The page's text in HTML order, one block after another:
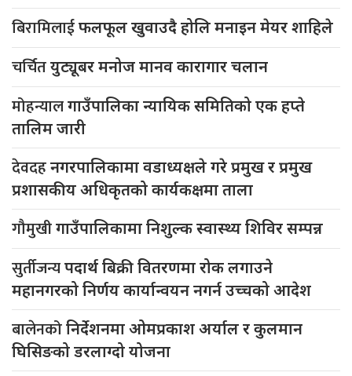
बिरामिलाईफलफूल खुवाउदै होलि मनाइन मेयर शाहिले
चर्चितयुट्यूबर मनोज मानव कारागार चलान
मोहन्यालगाउँपालिका न्यायिक समितिको एक हप्ते
तालिम जारी
देवदहनगरपालिकामा वडाध्यक्षले गरे प्रमुख र प्रमुख
प्रशासकीय अधिकृतको कार्यकक्षमा ताला
गौमुखीगाउँपालिकामा निशुल्क स्वास्थ्य शिविर सम्पन्न
सुर्तीजन्यपदार्थ बिक्री वितरणमा रोक लगाउने
महानगरको निर्णय कार्यान्वयन नगर्न उच्चको आदेश
बालेनकोनिर्देशनमा ओमप्रकाश अर्याल र कुलमान
घिसिङको डरलाग्दो योजना